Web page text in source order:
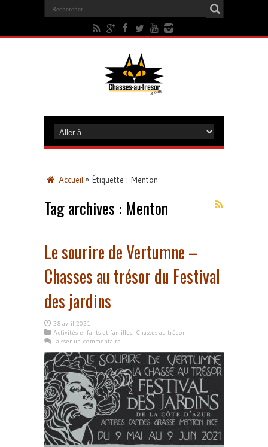
Accueil » Étiquette : Menton
Tag archives : Menton
Le sourire de Vertumne –
Chasses au trésor du Festival
des jardins
28 avril 2021
Activités enfants et familles, Chasses au trésor
Laisser un commentaire